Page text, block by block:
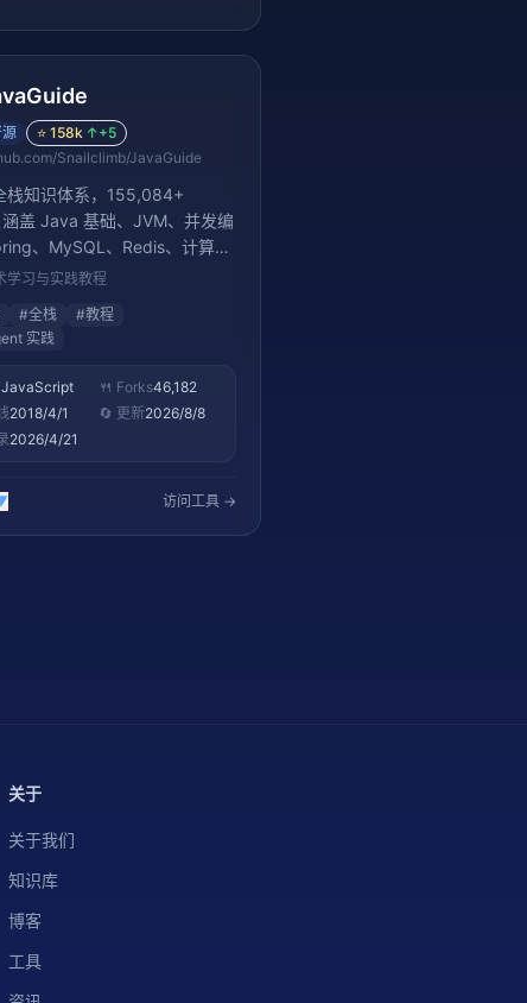
⭐ 158k ↑+5
Snailclimb/JavaGuide
栈知识体系，155,084+
盖 Java 基础、JVM、并发编
、MySQL、Redis、计算机
心知识点，并新增 AI Agent
，也是理解 AI Agent 如何集成
统的绝佳参考。
学习与实践教程
#全栈 #教程
实践
JavaScript 🍴 Forks46,182
2018/4/1 🔄 更新2026/8/8
2026/4/21
访问工具 →
关于
关于我们
知识库
博客
工具